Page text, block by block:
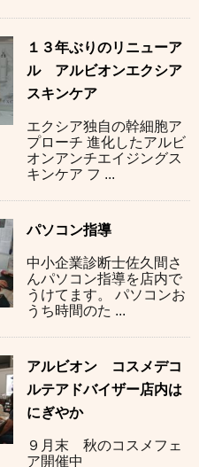
１３年ぶりのリニューア
ル アルビオンエクシア
スキンケア
エクシア独自の幹細胞ア
プローチ 進化したアルビ
オンアンチエイジングス
キンケア フ ...
パソコン指導
中小企業診断士佐久間さ
んパソコン指導を店内で
うけてます。 パソコンお
うち時間のた ...
アルビオン コスメデコ
ルテアドバイザー店内は
にぎやか
９月末 秋のコスメフェ
ア開催中